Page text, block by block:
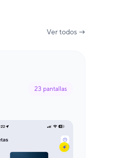
Ver todos →
23 pantallas